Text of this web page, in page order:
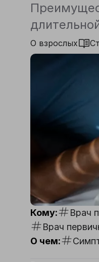
О взрослых
Кому: Врач
Врач
О чем: